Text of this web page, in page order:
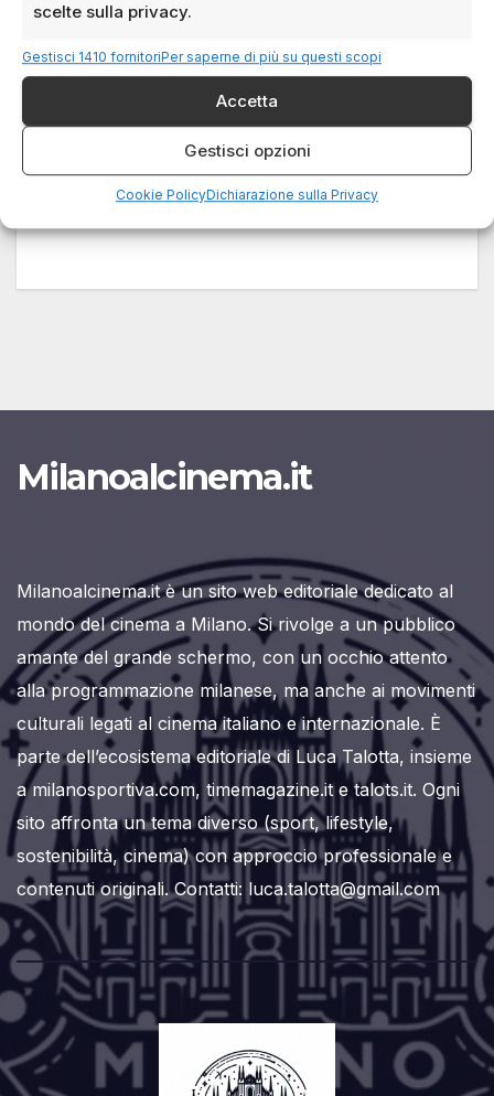
scelte sulla privacy.
Gestisci 1410 fornitoriPer saperne di più su questi scopi
Accetta
Gestisci opzioni
Cookie PolicyDichiarazione sulla Privacy
I migliori film di Natale al cinema:
un viaggio tra magia, emozioni e
grandi produzioni
24 DICEMBRE 2024 LUCA TALOTTA
Il Natale non è solo sinonimo di luci, decorazioni
e regali, ma anche di momenti da trascorrere con
Milanoalcinema.it
Milanoalcinema.it è un sito web editoriale dedicato al
mondo del cinema a Milano. Si rivolge a un pubblico
amante del grande schermo, con un occhio attento
alla programmazione milanese, ma anche ai movimenti
culturali legati al cinema italiano e internazionale. È
parte dell’ecosistema editoriale di Luca Talotta, insieme
a milanosportiva.com, timemagazine.it e talots.it. Ogni
sito affronta un tema diverso (sport, lifestyle,
sostenibilità, cinema) con approccio professionale e
contenuti originali. Contatti: luca.talotta@gmail.com